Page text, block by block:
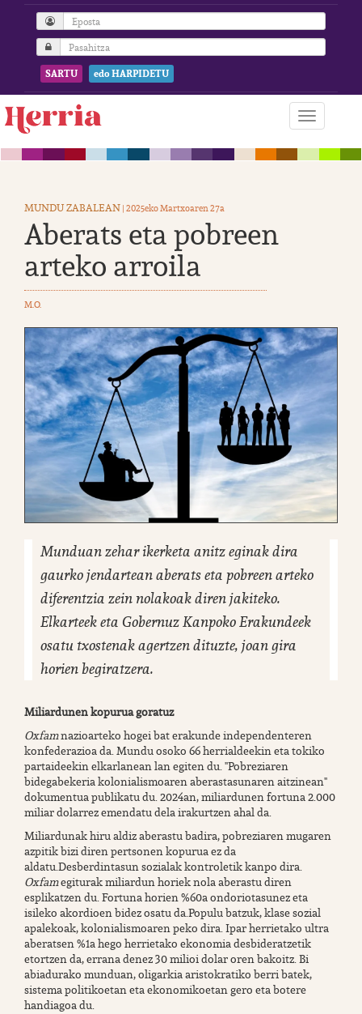
SARTU edo HARPIDETU
MUNDU ZABALEAN | 2025eko Martxoaren 27a
Aberats eta pobreen
arteko arroila
M.O.
Munduan zehar ikerketa anitz eginak dira
gaurko jendartean aberats eta pobreen arteko
diferentzia zein nolakoak diren jakiteko.
Elkarteek eta Gobernuz Kanpoko Erakundeek
osatu txostenak agertzen dituzte, joan gira
horien begiratzera.
Miliardunen kopurua goratuz
Oxfamnazioarteko hogei bat erakunde independenteren
konfederazioa da. Mundu osoko 66 herrialdeekin eta tokiko
partaideekin elkarlanean lan egiten du. "Pobreziaren
bidegabekeria kolonialismoaren aberastasunaren aitzinean"
dokumentua publikatu du. 2024an, miliardunen fortuna 2.000
miliar dolarrez emendatu dela irakurtzen ahal da.
Miliardunak hiru aldiz aberastu badira, pobreziaren mugaren
azpitik bizi diren pertsonen kopurua ez da
aldatu.Desberdintasun sozialak kontroletik kanpo dira.
Oxfamegiturak miliardun horiek nola aberastu diren
esplikatzen du. Fortuna horien %60a ondoriotasunez eta
isileko akordioen bidez osatu da.Populu batzuk, klase sozial
apalekoak, kolonialismoaren peko dira. Ipar herrietako ultra
aberatsen %1a hego herrietako ekonomia desbideratzetik
etortzen da, errana denez 30 milioi dolar oren bakoitz. Bi
abiadurako munduan, oligarkia aristokratiko berri batek,
sistema politikoetan eta ekonomikoetan gero eta botere
handiagoa du.